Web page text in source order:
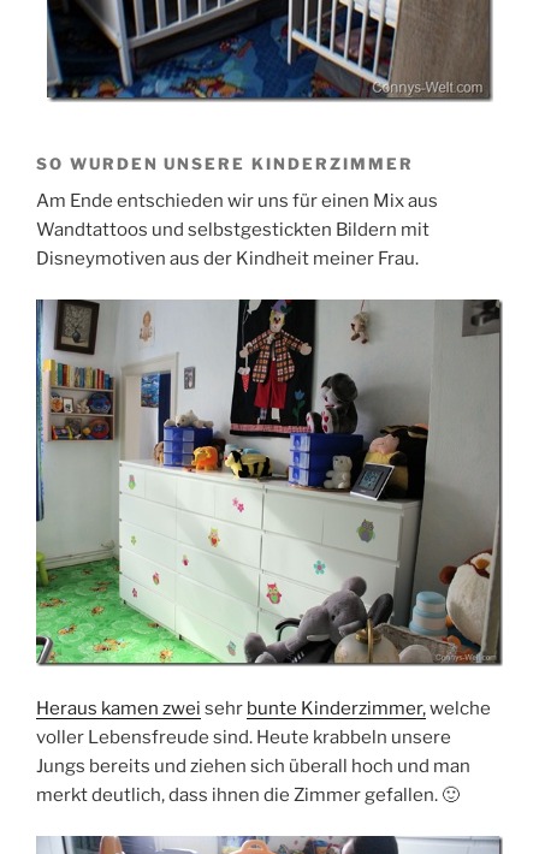
SO WURDEN UNSERE KINDERZIMMER
Am Ende entschieden wir uns für einen Mix aus
Wandtattoos und selbstgestickten Bildern mit
Disneymotiven aus der Kindheit meiner Frau.
Heraus kamen zwei sehr bunte Kinderzimmer,welche
voller Lebensfreude sind. Heute krabbeln unsere
Jungs bereits und ziehen sich überall hoch und man
merkt deutlich, dass ihnen die Zimmer gefallen. 🙂